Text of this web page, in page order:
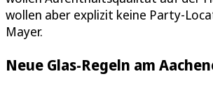
wollen aber explizit keine Party-
Mayer.
Neue Glas-Regeln am